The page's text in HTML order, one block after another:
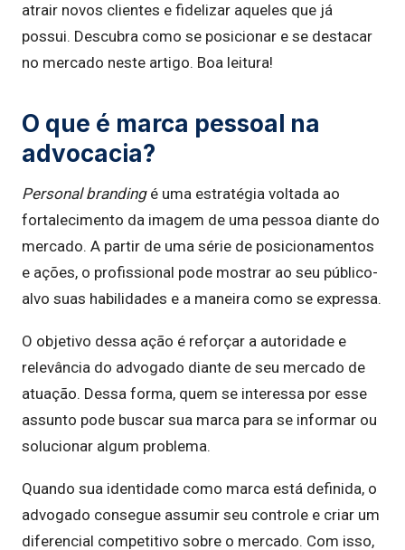
atrair novos clientes e fidelizar aqueles que já
possui. Descubra como se posicionar e se destacar
no mercado neste artigo. Boa leitura!
O que é marca pessoal na
advocacia?
Personal brandingé uma estratégia voltada ao
fortalecimento da imagem de uma pessoa diante do
mercado. A partir de uma série de posicionamentos
e ações, o profissional pode mostrar ao seu público-
alvo suas habilidades e a maneira como se expressa.
O objetivo dessa ação é reforçar a autoridade e
relevância do advogado diante de seu mercado de
atuação. Dessa forma, quem se interessa por esse
assunto pode buscar sua marca para se informar ou
solucionar algum problema.
Quando sua identidade como marca está definida, o
advogado consegue assumir seu controle e criar um
diferencial competitivo sobre o mercado. Com isso,